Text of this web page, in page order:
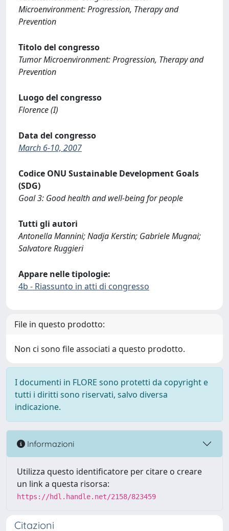
Microenvironment: Progression, Therapy and
Prevention
Titolo del congresso
Tumor Microenvironment: Progression, Therapy and
Prevention
Luogo del congresso
Florence (I)
Data del congresso
March 6-10, 2007
Codice ONU Sustainable Development Goals
(SDG)
Goal 3: Good health and well-being for people
Tutti gli autori
Antonella Mannini; Nadja Kerstin; Gabriele Mugnai;
Salvatore Ruggieri
Appare nelle tipologie:
4b - Riassunto in atti di congresso
File in questo prodotto:
Non ci sono file associati a questo prodotto.
I documenti in FLORE sono protetti da copyright e
tutti i diritti sono riservati, salvo diversa
indicazione.
Informazioni
Utilizza questo identificatore per citare o creare
un link a questa risorsa:
https://hdl.handle.net/2158/823459
Citazioni